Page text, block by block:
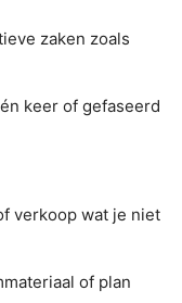
zaken zoals
keer of gefaseerd
verkoop wat je niet
of plan